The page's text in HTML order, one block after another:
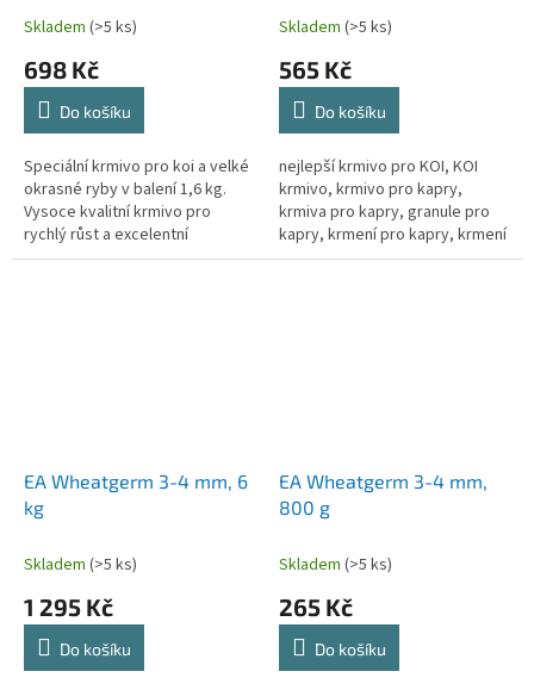
pro koi a chovy ryb
Skladem (>5 ks)
698 Kč
Do košíku
Speciální krmivo pro koi a velké
okrasné ryby v balení 1,6 kg.
Vysoce kvalitní krmivo pro
rychlý růst a excelentní
zabarvení ryb. Vhodně pro
Skladem (>5 ks)
565 Kč
Do košíku
nejlepší krmivo pro KOI, KOI
krmivo, krmivo pro kapry,
krmiva pro kapry, granule pro
kapry, krmení pro kapry, krmení
pro kapra, krmení pro koi kapry,
EA Wheatgerm 3-4 mm, 6
kg
Skladem (>5 ks)
1 295 Kč
Do košíku
EA Wheatgerm 3-4 mm,
800 g
Skladem (>5 ks)
265 Kč
Do košíku